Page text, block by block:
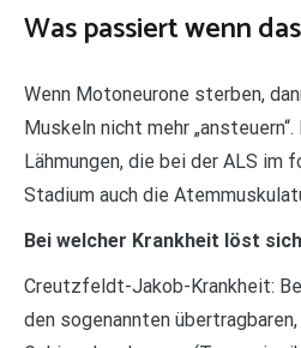
Was passiert wenn
Wenn Motoneurone sterben,
Muskeln nicht mehr
Lähmungen, die bei der ALS im
Stadium auch die
Bei welcher Krankheit löst
Creutzfeldt-Jakob-Krankheit:
den sogenannten